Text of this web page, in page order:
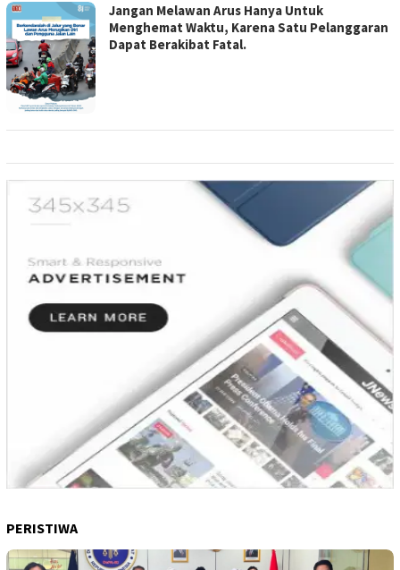
Jangan Melawan Arus Hanya Untuk
Menghemat Waktu, Karena Satu Pelanggaran
Dapat Berakibat Fatal.
PERISTIWA